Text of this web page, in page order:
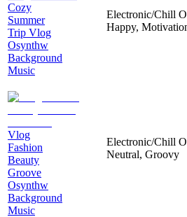
Cozy
Summer
Trip Vlog
Osynthw
Background
Music
Electronic/Chill
Happy,
Vlog
Fashion
Beauty
Groove
Osynthw
Background
Music
Electronic/Chill
Neutral, Groovy